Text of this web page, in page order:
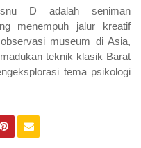
D adalah seniman
menempuh jalur kreatif
museum di Asia,
teknik klasik Barat
tema psikologi